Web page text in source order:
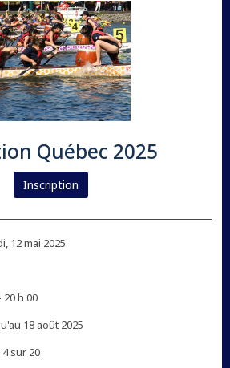
Québec 2025
Inscription
12 mai 2025.
20 h 00
18 août 2025
4 sur 20